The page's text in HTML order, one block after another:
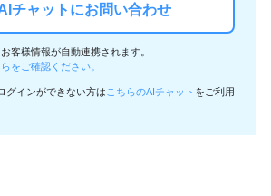
チャットにお問い合わせ
客様情報が自動連携されます。
をご確認ください。
グインができない方は こちらのAIチャット をご利用